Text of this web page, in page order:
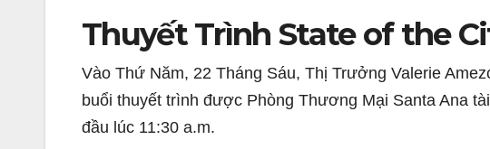
Thuyết Trình State of the
Vào Thứ Năm, 22 Tháng Sáu, Thị Trưởng Valerie
buổi thuyết trình được Phòng Thương Mại Santa Ana
đầu lúc 11:30 a.m.